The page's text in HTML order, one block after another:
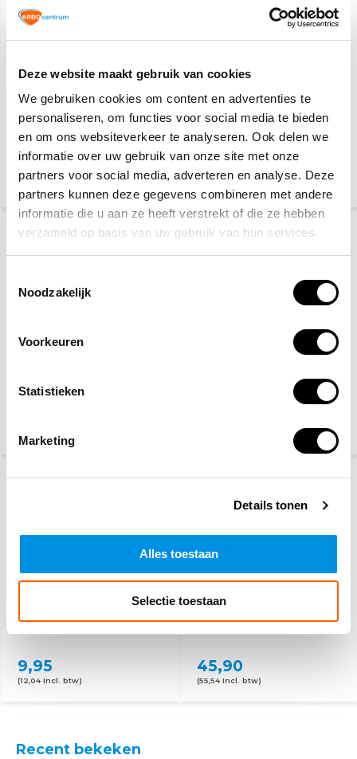
Deze website maakt gebruik van cookies
We gebruiken cookies om content en advertenties te
personaliseren, om functies voor social media te bieden
en om ons websiteverkeer te analyseren. Ook delen we
informatie over uw gebruik van onze site met onze
partners voor social media, adverteren en analyse. Deze
partners kunnen deze gegevens combineren met andere
informatie die u aan ze heeft verstrekt of die ze hebben
verzameld op basis van uw gebruik van hun services.
Noodzakelijk
Voorkeuren
Statistieken
Marketing
Details tonen
Alles toestaan
Selectie toestaan
Veiligheidsschoenen S3
27,50
Gele hesjes 25-pack
115,-89,95
Veiligheidshelm met
verstelbare draaiknop
9,95
(12,04 Incl. btw)
Complete PBM set
45,90
(55,54 Incl. btw)
Recent bekeken